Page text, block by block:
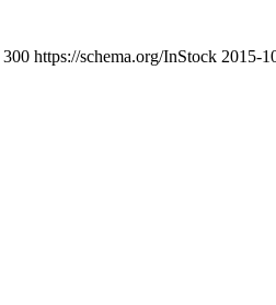
300 https://schema.org/InStock 2015-